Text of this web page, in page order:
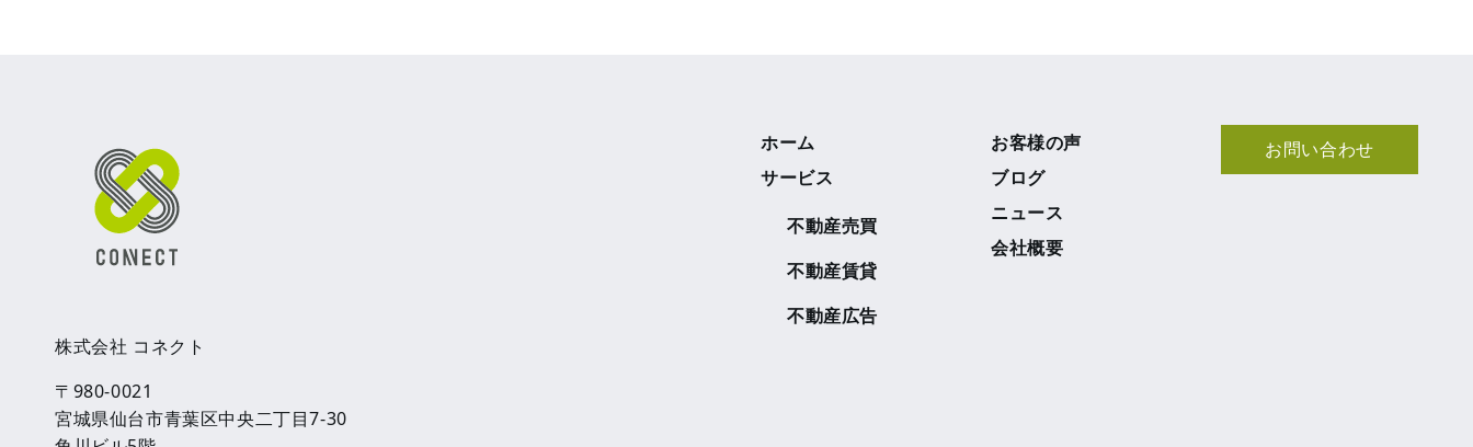
株式会社 コネクト
〒980-0021
宮城県仙台市青葉区中央二丁目7-30
ホーム
サービス
不動産売買
不動産賃貸
不動産広告
お客様の声
ブログ
ニュース
会社概要
お問い合わせ